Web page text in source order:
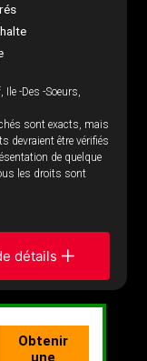
-Des -Soeurs,
sont exacts, mais
devraient être vérifiés
de quelque
les droits sont
détails